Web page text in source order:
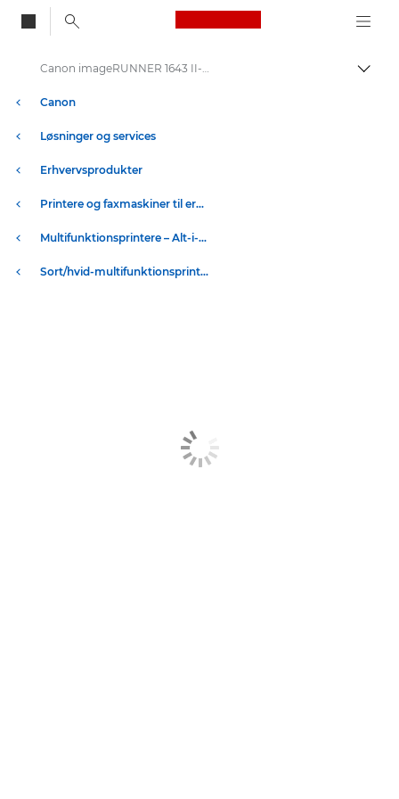
Canon Logo, back
Skift
Canon
Løsninger og services
Erhvervsprodukter
Printere og faxmaskiner til erhverv
Multifunktionsprintere – Alt-i-Én-printere
Sort/hvid-multifunktionsprintere
Canon imageRUNNER 1643 II-serien – Printere til erhverv